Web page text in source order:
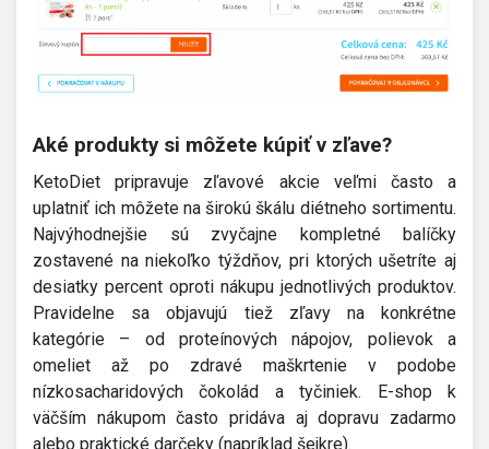
Aké produkty si môžete kúpiť v zľave?
KetoDiet pripravuje zľavové akcie veľmi často a
uplatniť ich môžete na širokú škálu diétneho sortimentu.
Najvýhodnejšie sú zvyčajne kompletné balíčky
zostavené na niekoľko týždňov, pri ktorých ušetríte aj
desiatky percent oproti nákupu jednotlivých produktov.
Pravidelne sa objavujú tiež zľavy na konkrétne
kategórie – od proteínových nápojov, polievok a
omeliet až po zdravé maškrtenie v podobe
nízkosacharidových čokolád a tyčiniek. E-shop k
väčším nákupom často pridáva aj dopravu zadarmo
alebo praktické darčeky (napríklad šejkre).